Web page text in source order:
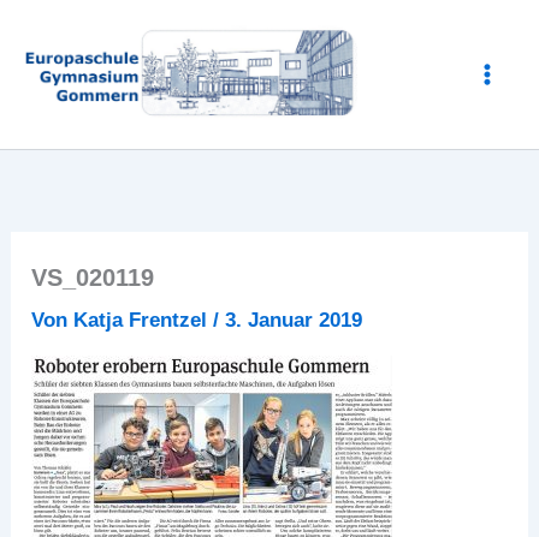
Inhalt
springen
VS_020119
Von Katja Frentzel/3. Januar 2019